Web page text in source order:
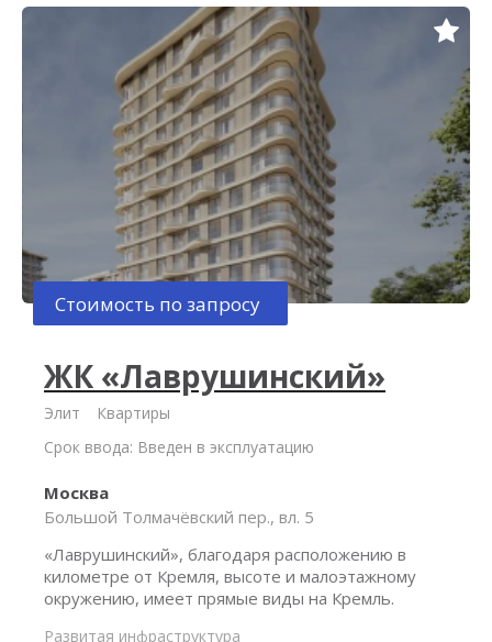
Стоимость по запросу
ЖК «Лаврушинский»
Элит
Квартиры
Срок ввода: Введен в эксплуатацию
Москва
Большой Толмачёвский пер., вл. 5
«Лаврушинский», благодаря расположению в
километре от Кремля, высоте и малоэтажному
окружению, имеет прямые виды на Кремль.
Развитая инфраструктура